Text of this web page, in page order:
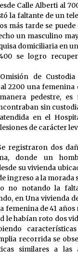
Ceres: dictaron prisión
hombre por el abuso
su entorno familiar
04/08/2026
Arrufó fue sede de una
Capacita»
04/08/2026
El CER N° 363 de Hersilia
FANI para equipamiento
inversiones educativas
04/08/2026
Michlig y González
gubernamentales en
obras junto a la
04/08/2026
La Municipalidad de San
nueva entrega del Fondo
Educativa por $26
03/08/2026
Liga Ceresina: CACU y
partido dificil de
Calle Alberti al
la faltante de un
más tarde se
un masculino
domiciliaria en
se logro
de
2200 una femenina
pedestre,
sin
en el
de carácter
registraron dos
donde un
su vivienda
ingreso a la
no notando la
en Una vivienda
femenina de 41
le habían roto dos
recorrida se
similares a las